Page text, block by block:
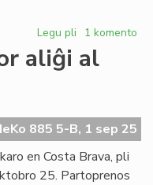
Legu pli pri
unua
esperanto
festas
sian
datrevenon
1 komento
aliĝi al
885 5-B, 1 sep 25
en Costa Brava, pli
25. Partoprenos